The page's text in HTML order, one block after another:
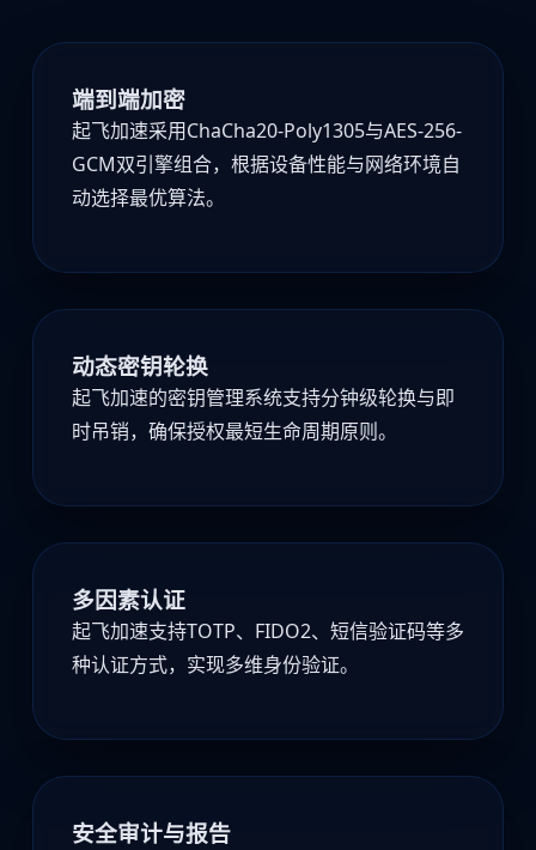
端到端加密
起飞加速采用ChaCha20-Poly1305与AES-256-
GCM双引擎组合，根据设备性能与网络环境自
动选择最优算法。
动态密钥轮换
起飞加速的密钥管理系统支持分钟级轮换与即
时吊销，确保授权最短生命周期原则。
多因素认证
起飞加速支持TOTP、FIDO2、短信验证码等多
种认证方式，实现多维身份验证。
安全审计与报告